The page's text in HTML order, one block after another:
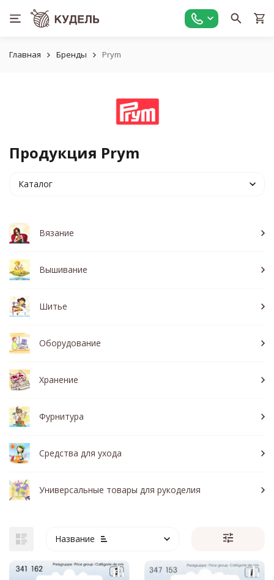
Главная Бренды Prym
Продукция Prym
Каталог
Вязание
Вышивание
Шитье
Оборудование
Хранение
Фурнитура
Средства для ухода
Универсальные товары для рукоделия
Название